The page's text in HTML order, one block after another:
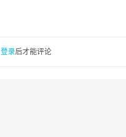
登录后才能评论